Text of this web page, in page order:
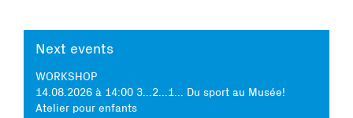
Next events
WORKSHOP
14.08.2026 à 14:00 3...2...1... Du sport au Musée!
Atelier pour enfants